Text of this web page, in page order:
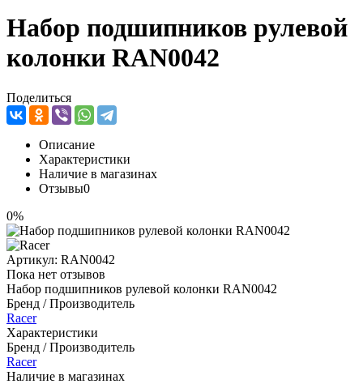
Набор подшипников рулевой
колонки RAN0042
Поделиться
Описание
Характеристики
Наличие в магазинах
Отзывы0
0%
Артикул: RAN0042
Пока нет отзывов
Набор подшипников рулевой колонки RAN0042
Бренд / Производитель
Racer
Характеристики
Бренд / Производитель
Racer
Наличие в магазинах